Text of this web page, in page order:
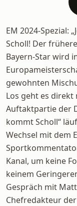
EM 2024-Spezial:
Scholl! Der
Bayern-Star wird
gewohnten
Los geht es direkt
Auftaktpartie der
kommt Scholl“
Wechsel mit dem
Kanal, um keine
keinem
Gespräch mit
Chefredakteur